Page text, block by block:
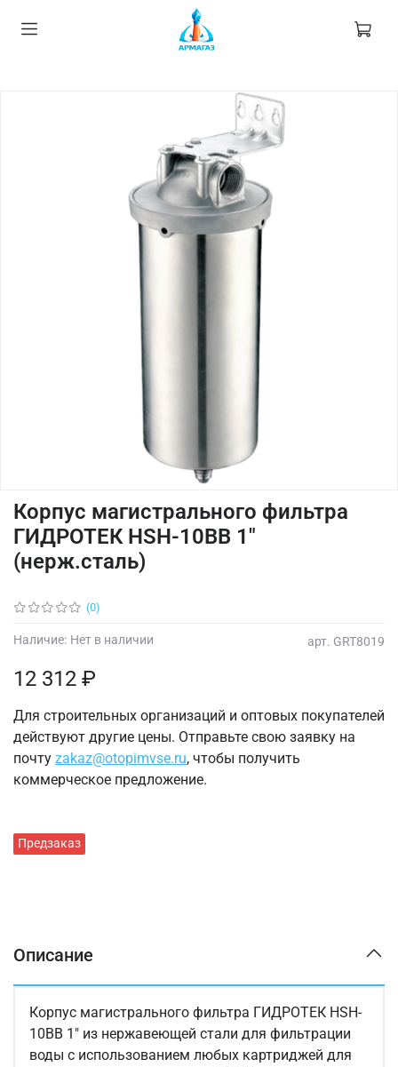
(0)
арт. GRT8019
Наличие: Нет в наличии
Предзаказ
Корпус магистрального фильтра
ГИДРОТЕК HSH-10BB 1"
(нерж.сталь)
12 312 ₽
Для строительных организаций и оптовых покупателей
действуют другие цены. Отправьте свою заявку на
почту zakaz@otopimvse.ru, чтобы получить
коммерческое предложение.
Описание
Корпус магистрального фильтра ГИДРОТЕК HSH-
10BB 1" из нержавеющей стали для фильтрации
воды с использованием любых картриджей для